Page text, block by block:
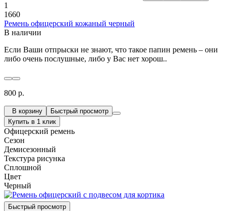
1
1660
Ремень офицерский кожаный черный
В наличии
Если Ваши отпрыски не знают, что такое папин ремень – они
либо очень послушные, либо у Вас нет хорош..
800 р.
В корзину
Быстрый просмотр
Купить в 1 клик
Офицерский ремень
Сезон
Демисезонный
Текстура рисунка
Сплошной
Цвет
Черный
Быстрый просмотр